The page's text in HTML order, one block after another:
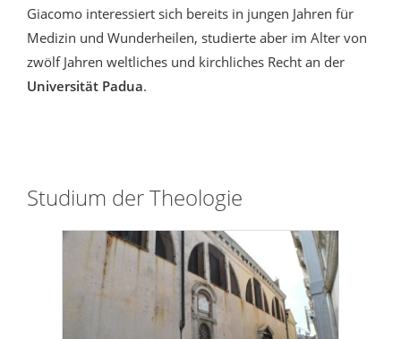
Giacomo interessiert sich bereits in jungen Jahren für
Medizin und Wunderheilen, studierte aber im Alter von
zwölf Jahren weltliches und kirchliches Recht an der
Universität Padua.
Studium der Theologie